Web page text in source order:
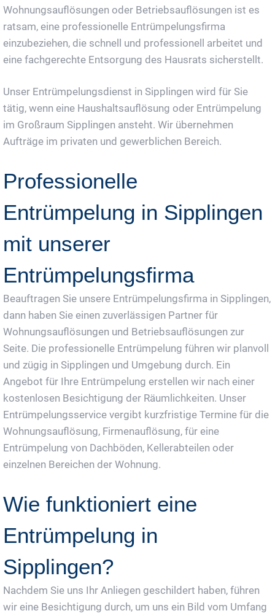
Wohnungsauflösungen oder Betriebsauflösungen ist es
ratsam, eine professionelle Entrümpelungsfirma
einzubeziehen, die schnell und professionell arbeitet und
eine fachgerechte Entsorgung des Hausrats sicherstellt.
Unser Entrümpelungsdienst in Sipplingen wird für Sie
tätig, wenn eine Haushaltsauflösung oder Entrümpelung
im Großraum Sipplingen ansteht. Wir übernehmen
Aufträge im privaten und gewerblichen Bereich.
Professionelle
Entrümpelung in Sipplingen
mit unserer
Entrümpelungsfirma
Beauftragen Sie unsere Entrümpelungsfirma in Sipplingen,
dann haben Sie einen zuverlässigen Partner für
Wohnungsauflösungen und Betriebsauflösungen zur
Seite. Die professionelle Entrümpelung führen wir planvoll
und zügig in Sipplingen und Umgebung durch. Ein
Angebot für Ihre Entrümpelung erstellen wir nach einer
kostenlosen Besichtigung der Räumlichkeiten. Unser
Entrümpelungsservice vergibt kurzfristige Termine für die
Wohnungsauflösung, Firmenauflösung, für eine
Entrümpelung von Dachböden, Kellerabteilen oder
einzelnen Bereichen der Wohnung.
Wie funktioniert eine
Entrümpelung in
Sipplingen?
Nachdem Sie uns Ihr Anliegen geschildert haben, führen
wir eine Besichtigung durch, um uns ein Bild vom Umfang